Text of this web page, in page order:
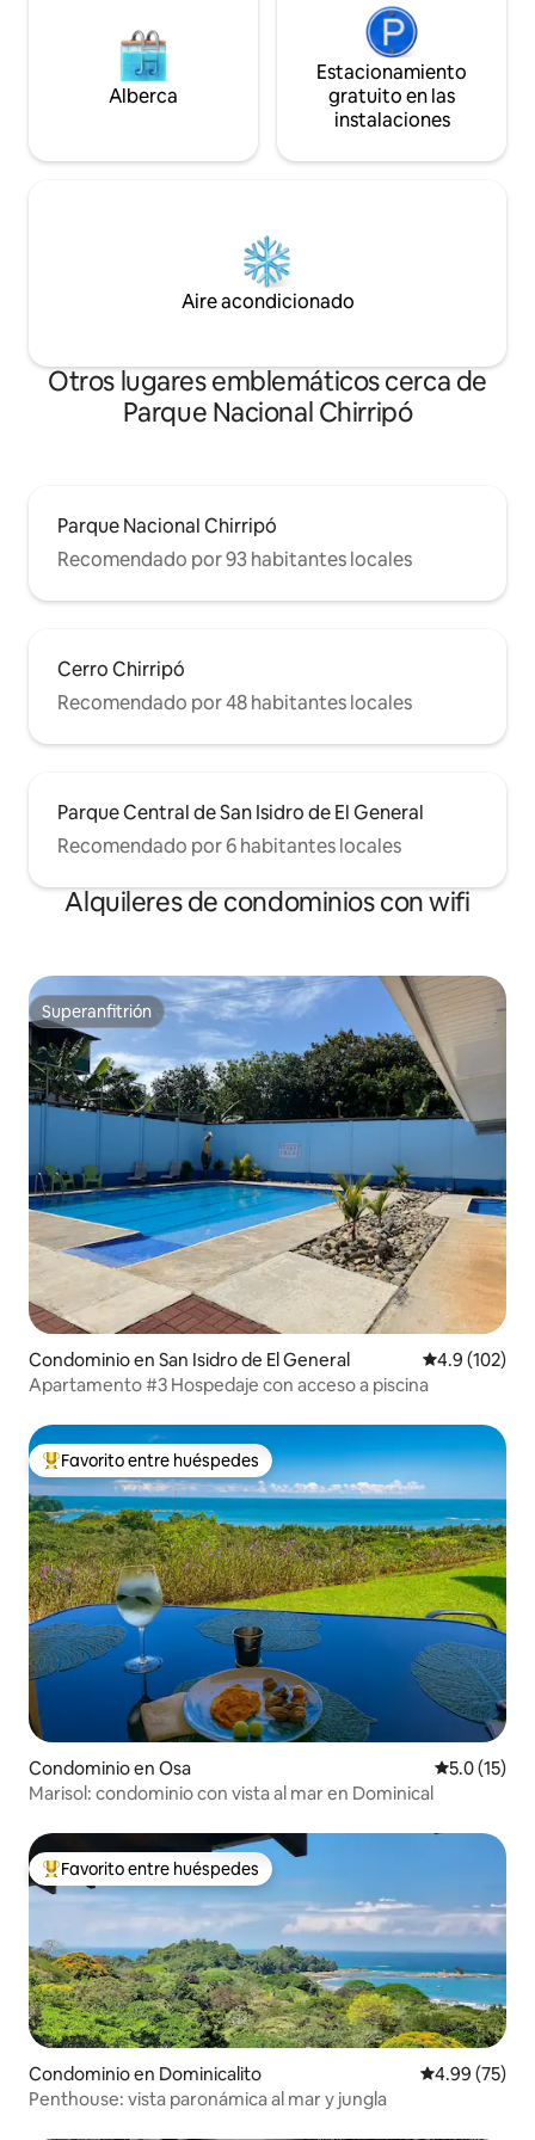
Alberca
Estacionamiento
gratuito en las
instalaciones
Aire acondicionado
Otros lugares emblemáticos cerca de
Parque Nacional Chirripó
Parque Nacional Chirripó
Recomendado por 93 habitantes locales
Cerro Chirripó
Recomendado por 48 habitantes locales
Parque Central de San Isidro de El General
Recomendado por 6 habitantes locales
Alquileres de condominios con wifi
Superanfitrión
Superanfitrión
Condominio en San Isidro de El General Calificación
4.9 (102)
Apartamento #3 Hospedaje con acceso a piscina
De los mejores en Favorito entre huéspedes
Favorito entre huéspedes
Condominio en Osa Calificación
5.0 (15)
Marisol: condominio con vista al mar en Dominical
De los mejores en Favorito entre huéspedes
Favorito entre huéspedes
Condominio en Dominicalito Calificación
4.99 (75)
Penthouse: vista paronámica al mar y jungla